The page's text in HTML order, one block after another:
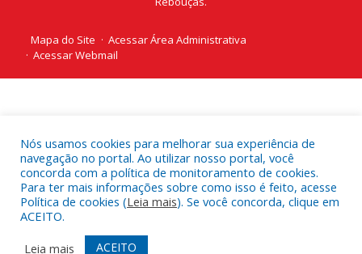
Mapa do Site
Acessar Área Administrativa
Acessar Webmail
Nós usamos cookies para melhorar sua experiência de
navegação no portal. Ao utilizar nosso portal, você
concorda com a política de monitoramento de cookies.
Para ter mais informações sobre como isso é feito, acesse
Política de cookies (Leia mais). Se você concorda, clique em
ACEITO.
Leia mais
ACEITO